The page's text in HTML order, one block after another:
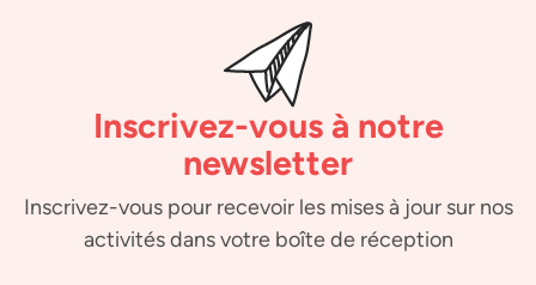
Inscrivez-vous à notre
newsletter
Inscrivez-vous pour recevoir les mises à jour sur nos
activités dans votre boîte de réception